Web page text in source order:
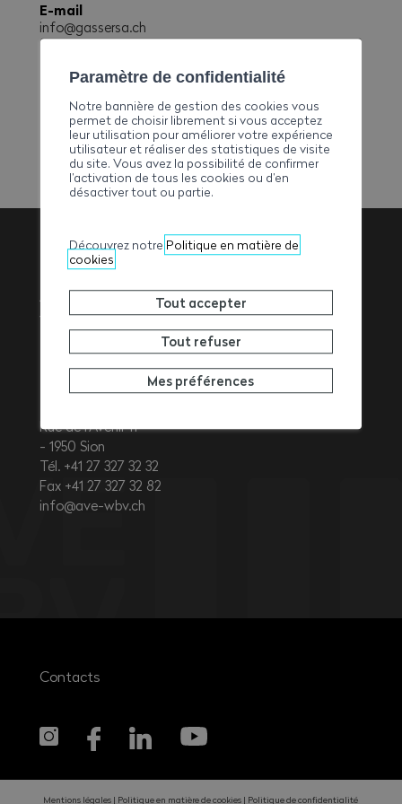
E-mail
info@gassersa.ch
+41244826040
+41244826041
Association
Valaisanne des
Entrepreneurs
Rue de l’Avenir 11
1950 Sion
Tél. +41 27 327 32 32
Fax +41 27 327 32 82
info@ave-wbv.ch
Contacts
Mentions légales Politique en matière de cookies Politique de confidentialité
Paramètre de confidentialité
Notre bannière de gestion des cookies vous
permet de choisir librement si vous acceptez
leur utilisation pour améliorer votre expérience
utilisateur et réaliser des statistiques de visite
du site. Vous avez la possibilité de confirmer
l’activation de tous les cookies ou d’en
désactiver tout ou partie.
Découvrez notre Politique en matière de
cookies
Tout accepter
Tout refuser
Mes préférences